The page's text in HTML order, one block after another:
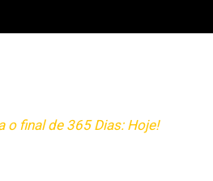
o final de 365 Dias: Hoje!